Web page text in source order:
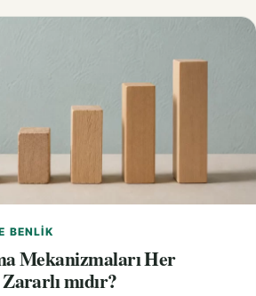
BENLIK
Mekanizmaları Her
mıdır?